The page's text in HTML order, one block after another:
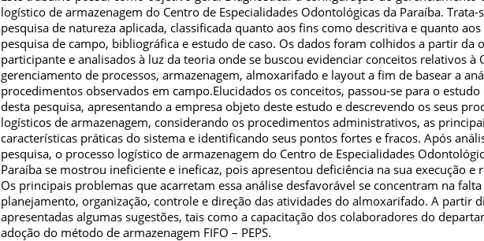
logístico de armazenagem do Centro de Especialidades Odontológicas da Paraíba. Trata-
pesquisa de natureza aplicada, classificada quanto aos fins como descritiva e quanto
pesquisa de campo, bibliográfica e estudo de caso. Os dados foram colhidos a partir da
participante e analisados à luz da teoria onde se buscou evidenciar conceitos relativos à
gerenciamento de processos, armazenagem, almoxarifado e layout a fim de basear a
procedimentos observados em campo.Elucidados os conceitos, passou-se para o estudo
desta pesquisa, apresentando a empresa objeto deste estudo e descrevendo os seus
logísticos de armazenagem, considerando os procedimentos administrativos, as
características práticas do sistema e identificando seus pontos fortes e fracos. Após
pesquisa, o processo logístico de armazenagem do Centro de Especialidades
Paraíba se mostrou ineficiente e ineficaz, pois apresentou deficiência na sua execução e
Os principais problemas que acarretam essa análise desfavorável se concentram na
planejamento, organização, controle e direção das atividades do almoxarifado. A partir
apresentadas algumas sugestões, tais como a capacitação dos colaboradores do
adoção do método de armazenagem FIFO – PEPS.